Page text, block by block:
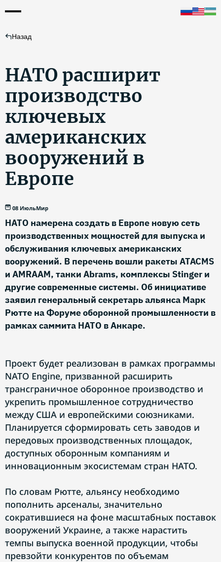
Назад
НАТО расширит
производство
ключевых
американских
вооружений в
Европе
08 ИюльМир
НАТО намерена создать в Европе новую сеть
производственных мощностей для выпуска и
обслуживания ключевых американских
вооружений. В перечень вошли ракеты ATACMS
и AMRAAM, танки Abrams, комплексы Stinger и
другие современные системы. Об инициативе
заявил генеральный секретарь альянса Марк
Рютте на Форуме оборонной промышленности в
рамках саммита НАТО в Анкаре.
Проект будет реализован в рамках программы
NATO Engine, призванной расширить
трансграничное оборонное производство и
укрепить промышленное сотрудничество
между США и европейскими союзниками.
Планируется сформировать сеть заводов и
передовых производственных площадок,
доступных оборонным компаниям и
инновационным экосистемам стран НАТО.
По словам Рютте, альянсу необходимо
пополнить арсеналы, значительно
сократившиеся на фоне масштабных поставок
вооружений Украине, а также нарастить
темпы выпуска военной продукции, чтобы
превзойти конкурентов по объемам